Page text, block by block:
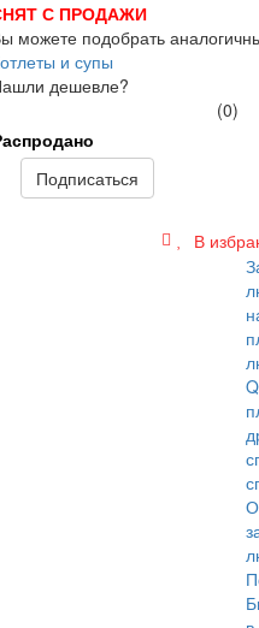
С ПРОДАЖИ
можете подобрать
и супы
дешевле?
(0)
Подписаться
В